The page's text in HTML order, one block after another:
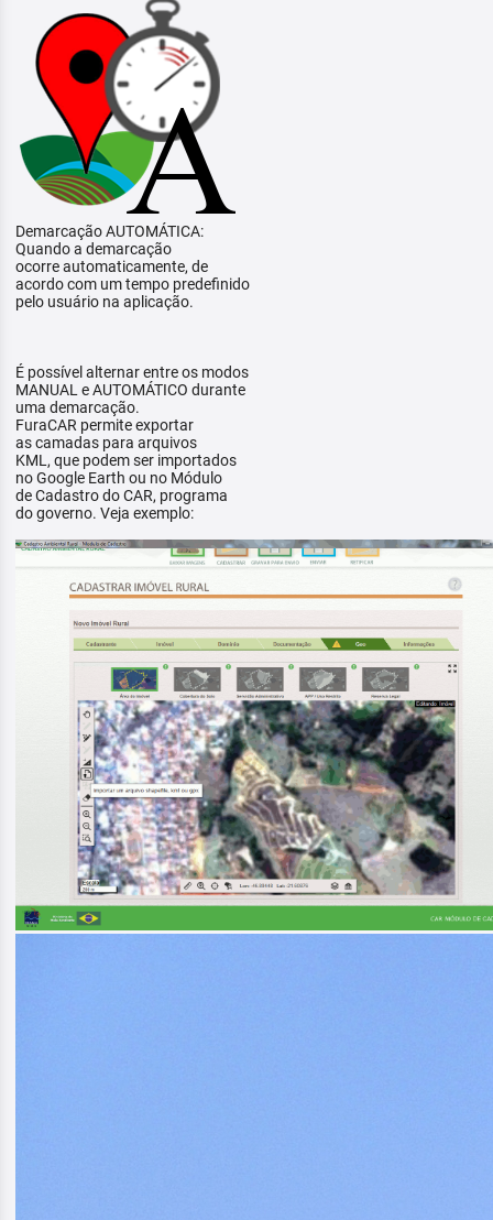
Demarcação AUTOMÁTICA:
Quando a demarcação
ocorre automaticamente, de
acordo com um tempo predefinido
pelo usuário na aplicação.
É possível alternar entre os modos
MANUAL e AUTOMÁTICO durante
uma demarcação.
FuraCAR permite exportar
as camadas para arquivos
KML, que podem ser importados
no Google Earth ou no Módulo
de Cadastro do CAR, programa
do governo. Veja exemplo: